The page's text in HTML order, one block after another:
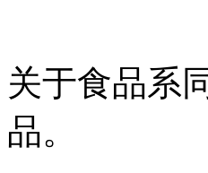
关于食品系
品。